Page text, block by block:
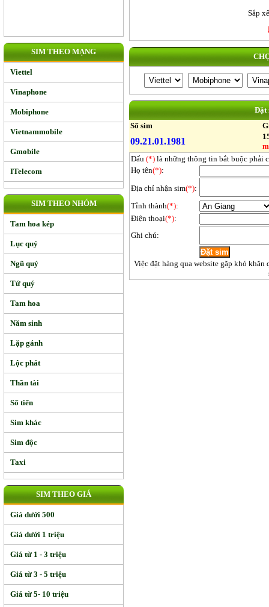
SIM THEO MẠNG
Viettel
Vinaphone
Mobiphone
Vietnammobile
Gmobile
ITelecom
SIM THEO NHÓM
Tam hoa kép
Lục quý
Ngũ quý
Tứ quý
Tam hoa
Năm sinh
Lặp gánh
Lộc phát
Thần tài
Số tiến
Sim khác
Sim độc
Taxi
SIM THEO GIÁ
Giá dưới 500
Giá dưới 1 triệu
Giá từ 1 - 3 triệu
Giá từ 3 - 5 triệu
Giá từ 5- 10 triệu
Sắp
Đặt
Số sim
09.21.01.1981
Dấu (*) là những thông tin bắt buộc phải
Họ tên(*):
Địa chỉ nhận sim(*):
Tỉnh thành(*):
Điện thoại(*):
Ghi chú:
Việc đặt hàng qua website gặp khó